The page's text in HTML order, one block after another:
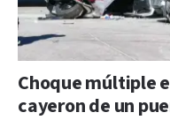
Choque múltiple
cayeron de un